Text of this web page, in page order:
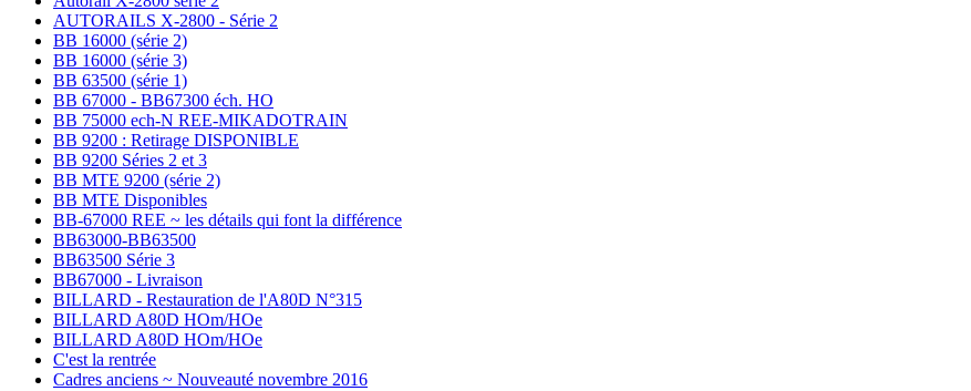
AUTORAILS X-2800 - Série 2
BB 16000 (série 2)
BB 16000 (série 3)
BB 63500 (série 1)
BB 67000 - BB67300 éch. HO
BB 75000 ech-N REE-MIKADOTRAIN
BB 9200 : Retirage DISPONIBLE
BB 9200 Séries 2 et 3
BB MTE 9200 (série 2)
BB MTE Disponibles
BB-67000 REE ~ les détails qui font la différence
BB63000-BB63500
BB63500 Série 3
BB67000 - Livraison
BILLARD - Restauration de l'A80D N°315
BILLARD A80D HOm/HOe
BILLARD A80D HOm/HOe
C'est la rentrée
Cadres anciens ~ Nouveauté novembre 2016